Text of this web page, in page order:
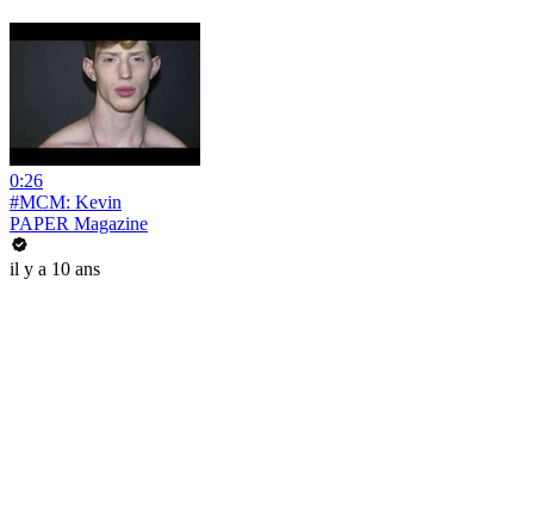
0:26
#MCM: Kevin
PAPER Magazine
il y a 10 ans